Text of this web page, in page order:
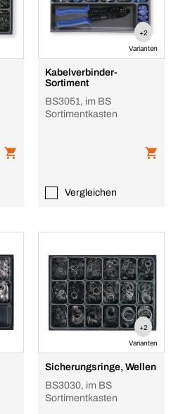
+2
Varianten
Kabelverbinder-
Sortiment
BS3051, im BS
Sortimentkasten
Vergleichen
+2
Varianten
Sicherungsringe, Wellen
BS3030, im BS
Sortimentkasten